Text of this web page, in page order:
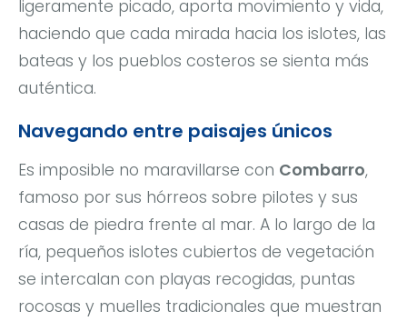
ligeramente picado, aporta movimiento y vida,
haciendo que cada mirada hacia los islotes, las
bateas y los pueblos costeros se sienta más
auténtica.
Navegando entre paisajes únicos
Es imposible no maravillarse con Combarro,
famoso por sus hórreos sobre pilotes y sus
casas de piedra frente al mar. A lo largo de la
ría, pequeños islotes cubiertos de vegetación
se intercalan con playas recogidas, puntas
rocosas y muelles tradicionales que muestran